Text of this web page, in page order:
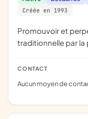
Créée en 1993
promouvoir et perpétuer le chant et la musique
traditionnelle par
CONTACT
Aucun moyen de